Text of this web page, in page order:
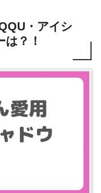
・アイシ
？！